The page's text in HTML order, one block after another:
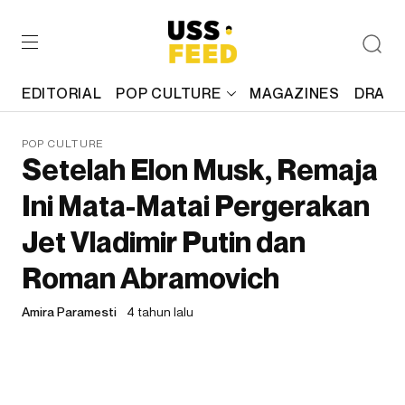
EDITORIAL POP CULTURE MAGAZINES
POP CULTURE
Setelah Elon Musk, Remaja
Ini Mata-Matai Pergerakan
Jet Vladimir Putin dan
Roman Abramovich
Amira Paramesti 4 tahun lalu